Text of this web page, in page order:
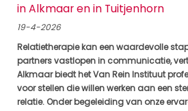
in Alkmaar en in Tuitjenhorn
19-4-2026
Relatietherapie kan een waardevolle
partners vastlopen in communicatie,
Alkmaar biedt het Van Rein Instituut
voor stellen die willen werken aan een
relatie. Onder begeleiding van onze